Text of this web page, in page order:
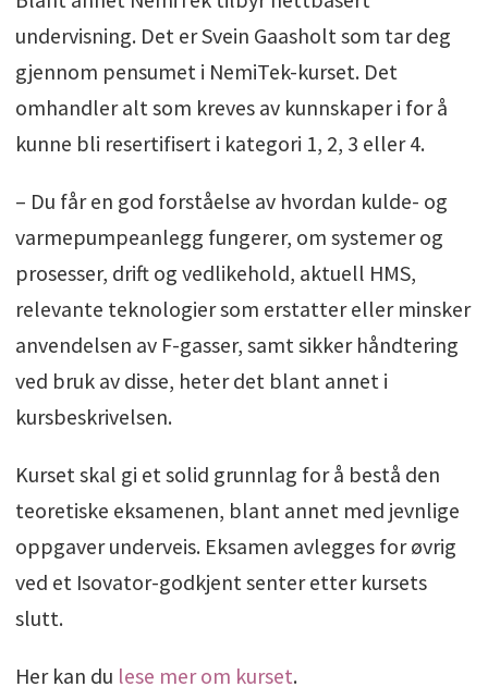
undervisning. Det er Svein Gaasholt som tar deg
gjennom pensumet i NemiTek-kurset. Det
omhandler alt som kreves av kunnskaper i for å
kunne bli resertifisert i kategori 1, 2, 3 eller 4.
– Du får en god forståelse av hvordan kulde- og
varmepumpeanlegg fungerer, om systemer og
prosesser, drift og vedlikehold, aktuell HMS,
relevante teknologier som erstatter eller minsker
anvendelsen av F-gasser, samt sikker håndtering
ved bruk av disse, heter det blant annet i
kursbeskrivelsen.
Kurset skal gi et solid grunnlag for å bestå den
teoretiske eksamenen, blant annet med jevnlige
oppgaver underveis. Eksamen avlegges for øvrig
ved et Isovator-godkjent senter etter kursets
slutt.
Her kan du lese mer om kurset.